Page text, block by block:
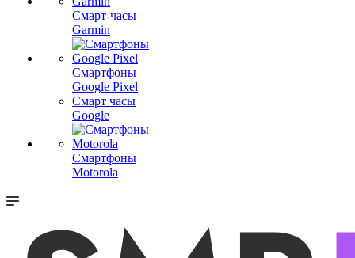
Смарт-часы
Garmin
Смартфоны
Google Pixel
Смарт часы
Google
Смартфоны
Motorola